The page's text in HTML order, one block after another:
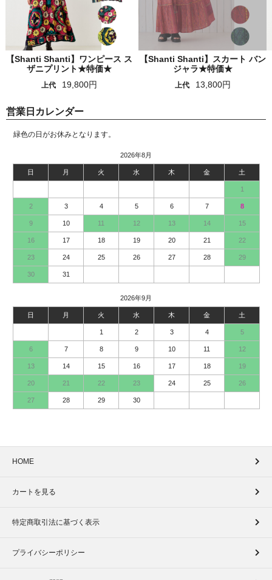
【Shanti Shanti】ワンピース ス
ザニプリント★特価★
上代 19,800円
【Shanti Shanti】スカート バン
ジャラ★特価★
上代 13,800円
営業日カレンダー
緑色の日がお休みとなります。
2026年8月
日 月 火 水 木 金 土
1
2 3 4 5 6 7 8
9 10 11 12 13 14 15
16 17 18 19 20 21 22
23 24 25 26 27 28 29
30 31
2026年9月
日 月 火 水 木 金 土
1 2 3 4 5
6 7 8 9 10 11 12
13 14 15 16 17 18 19
20 21 22 23 24 25 26
27 28 29 30
HOME
カートを見る
特定商取引法に基づく表示
プライバシーポリシー